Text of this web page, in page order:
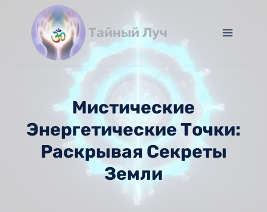
содержимому
Тайный Луч
Мистические
Энергетические Точки:
Раскрывая Секреты
Земли